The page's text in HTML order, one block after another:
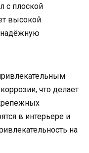
с плоской
высокой
надёжную
что делает
в интерьере и
на